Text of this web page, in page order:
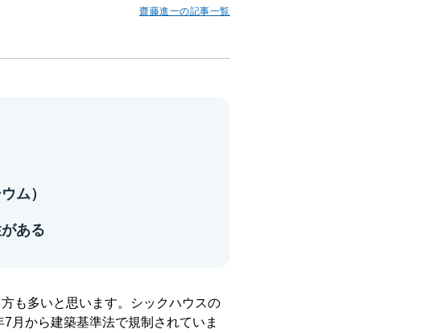
齋藤進一の記事一覧
ム）
ある
も多いと思います。シックハウスの
月から建築基準法で規制されていま